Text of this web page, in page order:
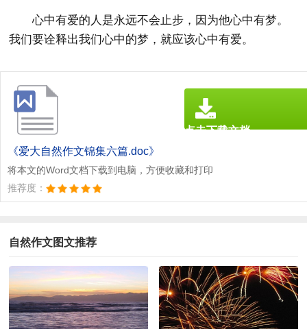
心中有爱的人是永远不会止步，因为他心中有梦。
我们要诠释出我们心中的梦，就应该心中有爱。
《爱大自然作文锦集六篇.doc》
将本文的Word文档下载到电脑，方便收藏和打印
推荐度：
点击下载文档
自然作文图文推荐